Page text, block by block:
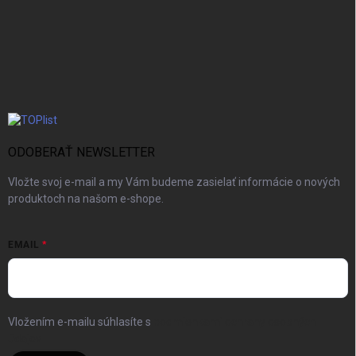
ODOBERAŤ NEWSLETTER
Vložte svoj e-mail a my Vám budeme zasielať informácie o nových
produktoch na našom e-shope.
EMAIL
Vložením e-mailu súhlasíte s